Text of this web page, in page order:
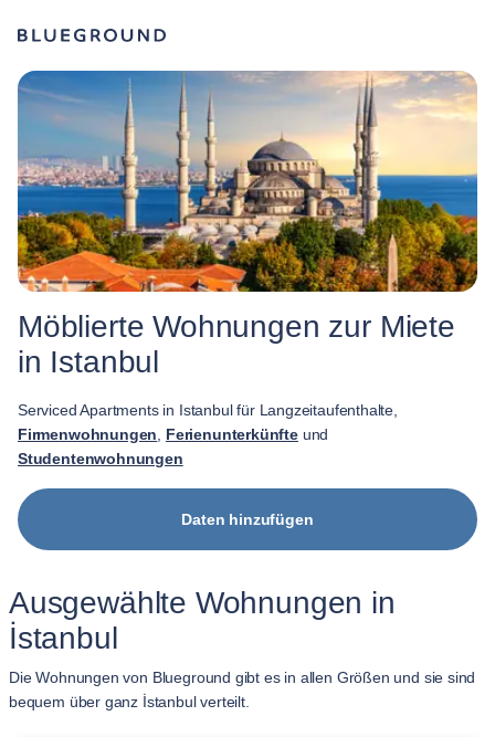
Möblierte Wohnungen zur Miete
in Istanbul
Serviced Apartments in Istanbul für Langzeitaufenthalte,
Firmenwohnungen
Ferienunterkünfteund
Studentenwohnungen
Daten hinzufügen
Ausgewählte Wohnungen in
İstanbul
Die Wohnungen von Blueground gibt es in allen Größen und sie sind
bequem über ganz İstanbul verteilt.